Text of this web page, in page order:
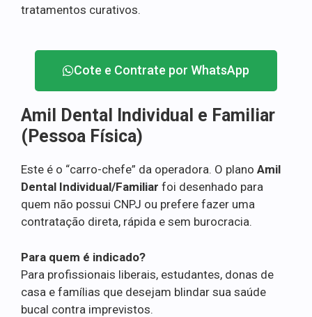
tratamentos curativos.
Cote e Contrate por WhatsApp
Amil Dental Individual e Familiar
(Pessoa Física)
Este é o “carro-chefe” da operadora. O plano Amil
Dental Individual/Familiar foi desenhado para
quem não possui CNPJ ou prefere fazer uma
contratação direta, rápida e sem burocracia.
Para quem é indicado?
Para profissionais liberais, estudantes, donas de
casa e famílias que desejam blindar sua saúde
bucal contra imprevistos.